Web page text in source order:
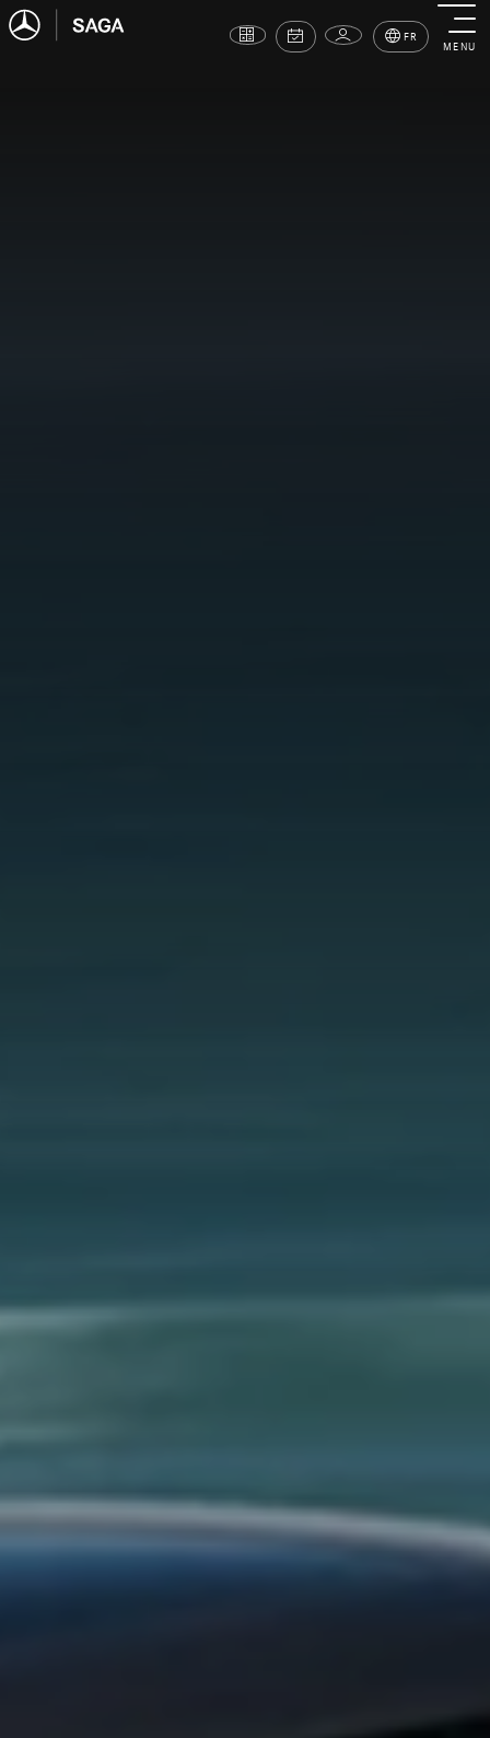
FR
MENU